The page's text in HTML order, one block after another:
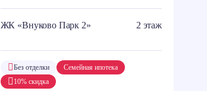
ЖК «Внуково Парк 2» 2 этаж
10% скидка
Без отделки Семейная ипотека